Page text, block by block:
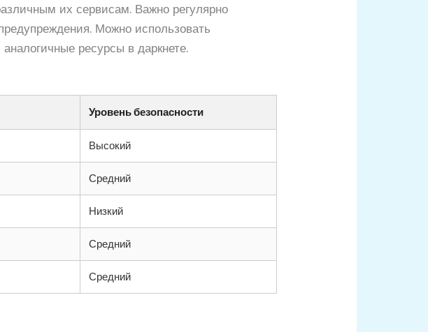
их сервисам. Важно регулярно
Можно использовать
ресурсы в даркнете.
Уровень безопасности
Высокий
Средний
Низкий
Средний
Средний